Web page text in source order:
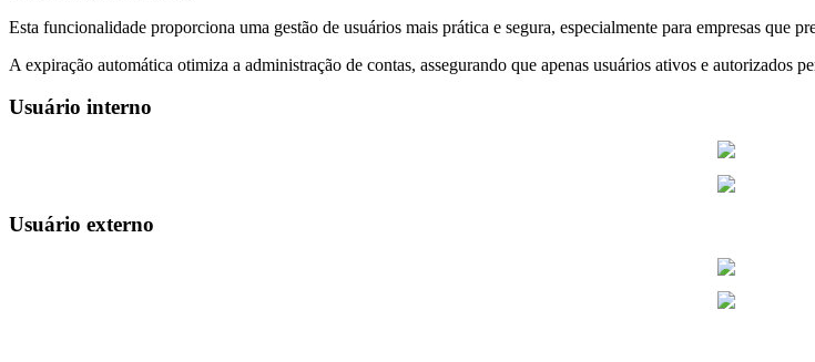
Esta funcionalidade proporciona uma gestão de usuários mais prática e segura, especialmente para empresas que
A expiração automática otimiza a administração de contas, assegurando que apenas usuários ativos e autorizados
Usuário interno
Usuário externo